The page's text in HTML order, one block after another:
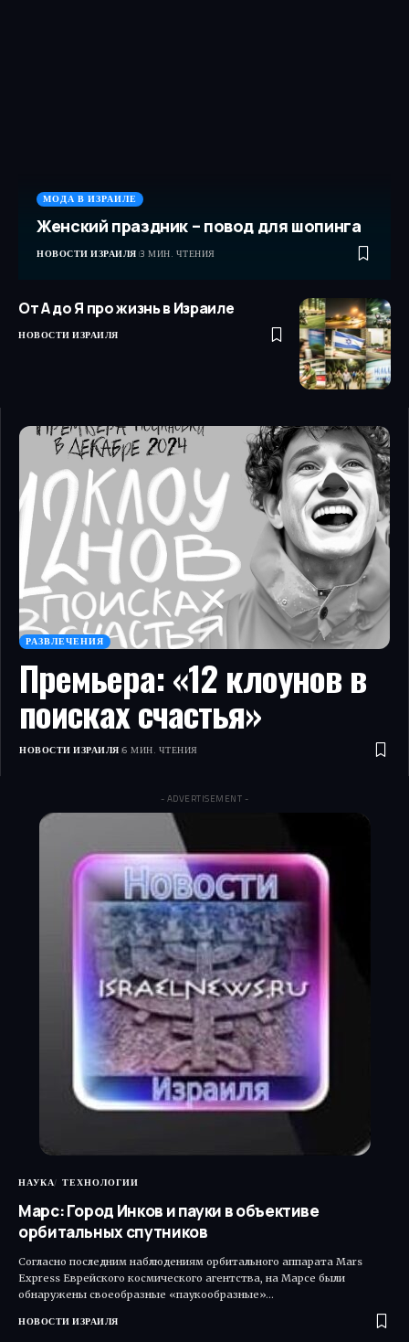
МОДА В ИЗРАИЛЕ
Женский праздник – повод для шопинга
НОВОСТИ ИЗРАИЛЯ 3 МИН. ЧТЕНИЯ
От А до Я про жизнь в Израиле
НОВОСТИ ИЗРАИЛЯ
РАЗВЛЕЧЕНИЯ
Премьера: «12 клоунов в
поисках счастья»
НОВОСТИ ИЗРАИЛЯ 6 МИН. ЧТЕНИЯ
- ADVERTISEMENT -
НАУКА ТЕХНОЛОГИИ
Марс: Город Инков и пауки в объективе
орбитальных спутников
Согласно последним наблюдениям орбитального аппарата Mars
Express Еврейского космического агентства, на Марсе были
обнаружены своеобразные «паукообразные»…
НОВОСТИ ИЗРАИЛЯ